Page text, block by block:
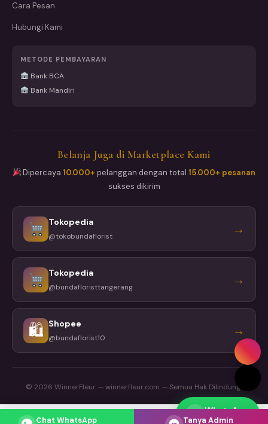
Cara Pesan
Hubungi Kami
METODE PEMBAYARAN
Bank BCA
Bank Mandiri
Belanja Juga di Marketplace Kami
Dipercaya10.000+ pelanggan dengan total15.000+ pesanan
sukses dikirim
Tokopedia
@tokobundaflorist →
Tokopedia
@bundafloristtangerang →
🛍 Shopee
@bundaflorist10 →
© 2026 WinnerFleur — winnerfleur.com — Semua Hak Dilindungi
WhatsApp
Respons cepat
Chat WhatsApp Tanya Admin